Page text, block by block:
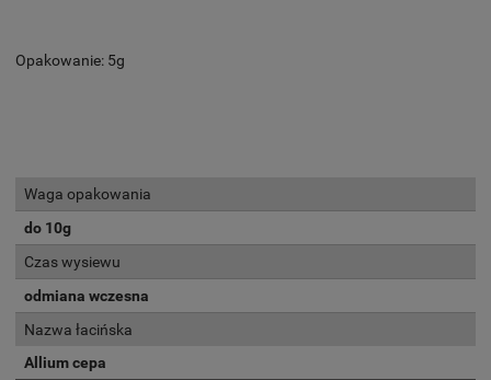
Opakowanie: 5g
Waga opakowania
do 10g
Czas wysiewu
odmiana wczesna
Nazwa łacińska
Allium cepa